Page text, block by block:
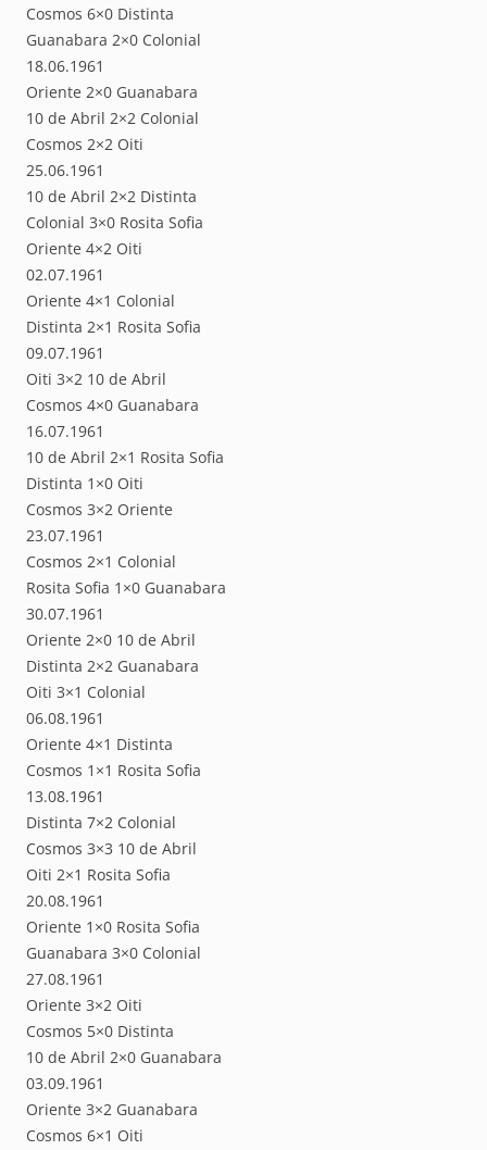
Cosmos 6×0 Distinta
Guanabara 2×0 Colonial
18.06.1961
Oriente 2×0 Guanabara
10 de Abril 2×2 Colonial
Cosmos 2×2 Oiti
25.06.1961
10 de Abril 2×2 Distinta
Colonial 3×0 Rosita Sofia
Oriente 4×2 Oiti
02.07.1961
Oriente 4×1 Colonial
Distinta 2×1 Rosita Sofia
09.07.1961
Oiti 3×2 10 de Abril
Cosmos 4×0 Guanabara
16.07.1961
10 de Abril 2×1 Rosita Sofia
Distinta 1×0 Oiti
Cosmos 3×2 Oriente
23.07.1961
Cosmos 2×1 Colonial
Rosita Sofia 1×0 Guanabara
30.07.1961
Oriente 2×0 10 de Abril
Distinta 2×2 Guanabara
Oiti 3×1 Colonial
06.08.1961
Oriente 4×1 Distinta
Cosmos 1×1 Rosita Sofia
13.08.1961
Distinta 7×2 Colonial
Cosmos 3×3 10 de Abril
Oiti 2×1 Rosita Sofia
20.08.1961
Oriente 1×0 Rosita Sofia
Guanabara 3×0 Colonial
27.08.1961
Oriente 3×2 Oiti
Cosmos 5×0 Distinta
10 de Abril 2×0 Guanabara
03.09.1961
Oriente 3×2 Guanabara
Cosmos 6×1 Oiti